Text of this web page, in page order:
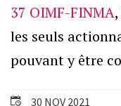
30 NOV 2021
37 OIMF-FINMA
les seuls
pouvant y être